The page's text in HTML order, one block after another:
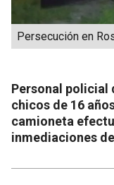
Persecución en
Personal policial
chicos de 16
camioneta
inmediaciones